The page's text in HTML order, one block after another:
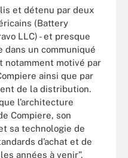
et détenu par deux
(Battery
LLC) - et presque
dans un communiqué
notamment motivé par
ainsi que par
de la distribution.
l’architecture
Compiere, son
sa technologie de
d’achat et de
années à venir”,